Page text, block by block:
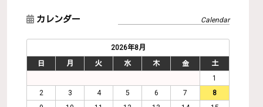
カレンダー
2026年8月
日
月 火 水 木 金
土
1
2
3 4 5 6 7
8